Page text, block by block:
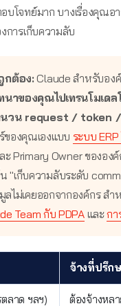
อบโจทย์มาก บางเรื่องคุ
ารเก็บความลับ
กต้อง: Claude สำหรับอง
าของคุณไปเทรนโมเดล
นวน request / token
ของคุณเองแบบ ระบบ
Primary Owner ของอ
"เก็บความลับระดับ
ลไม่เคยออกจากองค์กร ส
Team กับ PDPAและก
จ้างที่ปรึก
ลาด ฯลฯ) ต้องจ้างหล